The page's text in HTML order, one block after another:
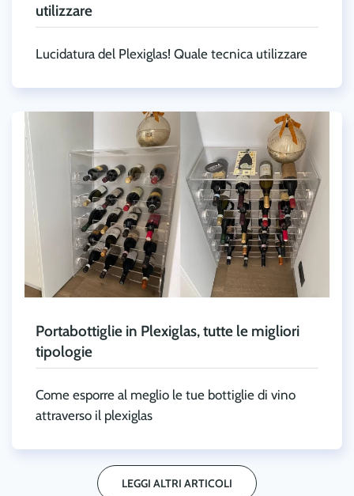
utilizzare
Lucidatura del Plexiglas! Quale tecnica utilizzare
Portabottiglie in Plexiglas, tutte le migliori
tipologie
Come esporre al meglio le tue bottiglie di vino
attraverso il plexiglas
LEGGI ALTRI ARTICOLI